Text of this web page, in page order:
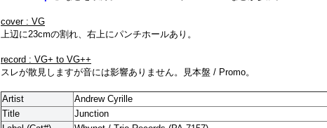
cover : VG
上辺に23cmの割れ、右上にパンチホールあり。
record : VG+ to VG++
スレが散見しますが音には影響ありません。見本盤 / Promo。
Artist
Andrew Cyrille
Title
Junction